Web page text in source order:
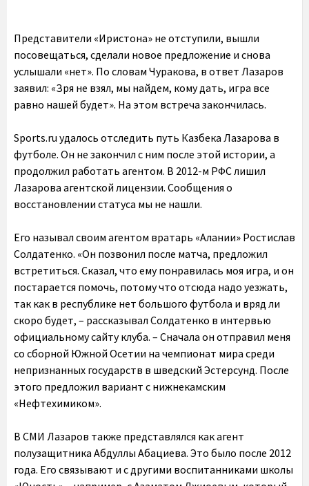
Представители «Иристона» не отступили, вышли
посовещаться, сделали новое предложение и снова
услышали «нет». По словам Чуракова, в ответ Лазаров
заявил: «Зря не взял, мы найдем, кому дать, игра все
равно нашей будет». На этом встреча закончилась.
Sports.ru удалось отследить путь Казбека Лазарова в
футболе. Он не закончил с ним после этой истории, а
продолжил работать агентом. В 2012-м РФС лишил
Лазарова агентской лицензии. Сообщения о
восстановлении статуса мы не нашли.
Его называл своим агентом вратарь «Алании» Ростислав
Солдатенко. «Он позвонил после матча, предложил
встретиться. Сказал, что ему понравилась моя игра, и он
постарается помочь, потому что отсюда надо уезжать,
так как в республике нет большого футбола и вряд ли
скоро будет, – рассказывал Солдатенко в интервью
официальному сайту клуба. – Сначала он отправил меня
со сборной Южной Осетии на чемпионат мира среди
непризнанных государств в шведский Эстерсунд. После
этого предложил вариант с нижнекамским
«Нефтехимиком».
В СМИ Лазаров также представлялся как агент
полузащитника Абдуллы Абациева. Это было после 2012
года. Его связывают и с другими воспитанниками школы